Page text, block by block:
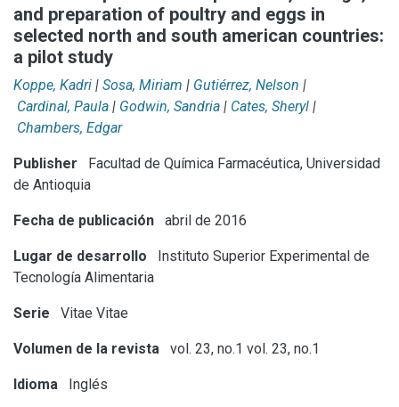
Statistics
and preparation of poultry and eggs in
selected north and south american countries:
a pilot study
Koppe, Kadri | Sosa, Miriam | Gutiérrez, Nelson |
Cardinal, Paula | Godwin, Sandria | Cates, Sheryl |
Chambers, Edgar
Publisher
Facultad de Química Farmacéutica, Universidad
de Antioquia
Fecha de publicación abril de 2016
Lugar de desarrollo
Instituto Superior Experimental de
Tecnología Alimentaria
Serie Vitae Vitae
Volumen de la revista vol. 23, no.1 vol. 23, no.1
Idioma Inglés